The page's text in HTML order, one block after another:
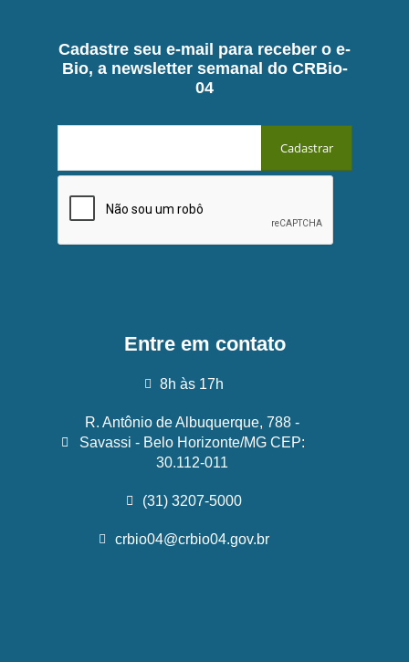
Cadastre seu e-mail para receber o e-
Bio, a newsletter semanal do CRBio-
04
Entre em contato
8h às 17h
R. Antônio de Albuquerque, 788 -
Savassi - Belo Horizonte/MG CEP:
30.112-011
(31) 3207-5000
crbio04@crbio04.gov.br